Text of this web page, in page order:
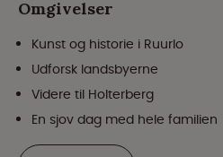
Omgivelser
Kunst og historie i Ruurlo
Udforsk landsbyerne
Videre til Holterberg
En sjov dag med hele familien